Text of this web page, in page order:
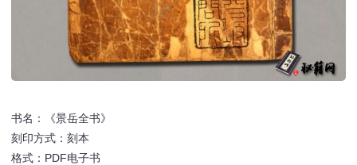
书名：《景岳全书》
刻印方式：刻本
格式：PDF电子书